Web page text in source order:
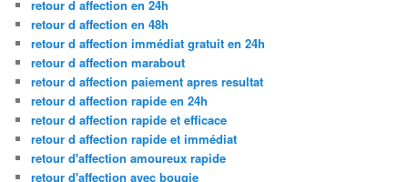
retour d affection en 24h
retour d affection en 48h
retour d affection immédiat gratuit en 24h
retour d affection marabout
retour d affection paiement apres resultat
retour d affection rapide en 24h
retour d affection rapide et efficace
retour d affection rapide et immédiat
retour d'affection amoureux rapide
retour d'affection avec bougie